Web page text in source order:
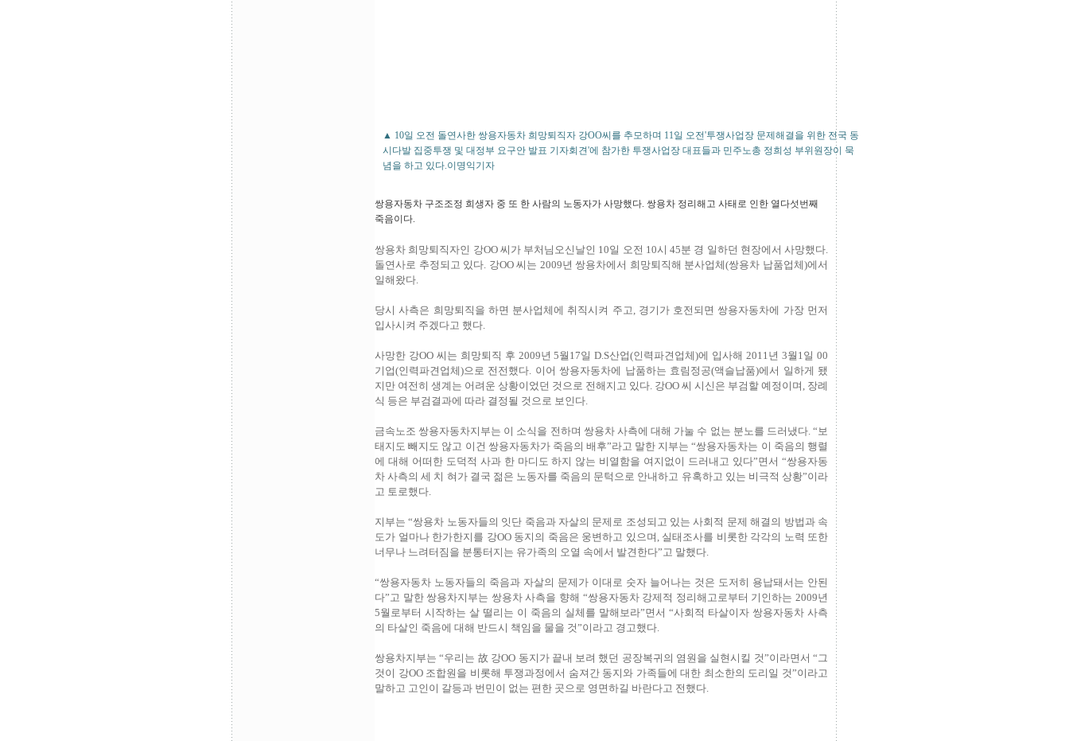
▲ 10일 오전 돌연사한 쌍용자동차 희망퇴직자 강OO씨를 추모하며 11일 오전'투쟁사업장 문제해결을 위한 전국 동
시다발 집중투쟁 및 대정부 요구안 발표 기자회견'에 참가한 투쟁사업장 대표들과 민주노총 정희성 부위원장이 묵
념을 하고 있다.이명익기자
쌍용자동차 구조조정 희생자 중 또 한 사람의 노동자가 사망했다. 쌍용차 정리해고 사태로 인한 열다섯번째
죽음이다.
쌍용차 희망퇴직자인 강OO 씨가 부처님오신날인 10일 오전 10시 45분 경 일하던 현장에서 사망했다.
돌연사로 추정되고 있다. 강OO 씨는 2009년 쌍용차에서 희망퇴직해 분사업체(쌍용차 납품업체)에서
일해왔다.
당시 사측은 희망퇴직을 하면 분사업체에 취직시켜 주고, 경기가 호전되면 쌍용자동차에 가장 먼저
입사시켜 주겠다고 했다.
사망한 강OO 씨는 희망퇴직 후 2009년 5월17일 D.S산업(인력파견업체)에 입사해 2011년 3월1일 00
기업(인력파견업체)으로 전전했다. 이어 쌍용자동차에 납품하는 효림정공(액슬납품)에서 일하게 됐
지만 여전히 생계는 어려운 상황이었던 것으로 전해지고 있다. 강OO 씨 시신은 부검할 예정이며, 장례
식 등은 부검결과에 따라 결정될 것으로 보인다.
금속노조 쌍용자동차지부는 이 소식을 전하며 쌍용차 사측에 대해 가눌 수 없는 분노를 드러냈다. “보
태지도 빼지도 않고 이건 쌍용자동차가 죽음의 배후”라고 말한 지부는 “쌍용자동차는 이 죽음의 행렬
에 대해 어떠한 도덕적 사과 한 마디도 하지 않는 비열함을 여지없이 드러내고 있다”면서 “쌍용자동
차 사측의 세 치 혀가 결국 젊은 노동자를 죽음의 문턱으로 안내하고 유혹하고 있는 비극적 상황”이라
고 토로했다.
지부는 “쌍용차 노동자들의 잇단 죽음과 자살의 문제로 조성되고 있는 사회적 문제 해결의 방법과 속
도가 얼마나 한가한지를 강OO 동지의 죽음은 웅변하고 있으며, 실태조사를 비롯한 각각의 노력 또한
너무나 느려터짐을 분통터지는 유가족의 오열 속에서 발견한다”고 말했다.
“쌍용자동차 노동자들의 죽음과 자살의 문제가 이대로 숫자 늘어나는 것은 도저히 용납돼서는 안된
다”고 말한 쌍용차지부는 쌍용차 사측을 향해 “쌍용자동차 강제적 정리해고로부터 기인하는 2009년
5월로부터 시작하는 살 떨리는 이 죽음의 실체를 말해보라”면서 “사회적 타살이자 쌍용자동차 사측
의 타살인 죽음에 대해 반드시 책임을 물을 것”이라고 경고했다.
쌍용차지부는 “우리는 故 강OO 동지가 끝내 보려 했던 공장복귀의 염원을 실현시킬 것”이라면서 “그
것이 강OO 조합원을 비롯해 투쟁과정에서 숨져간 동지와 가족들에 대한 최소한의 도리일 것”이라고
말하고 고인이 갈등과 번민이 없는 편한 곳으로 영면하길 바란다고 전했다.